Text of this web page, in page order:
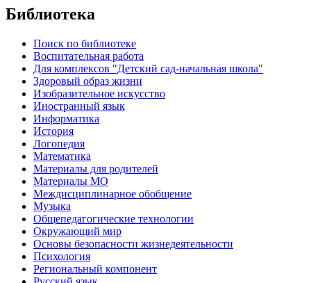
Библиотека
Поиск по библиотеке
Воспитательная работа
Для комплексов "Детский сад-начальная школа"
Здоровый образ жизни
Изобразительное искусство
Иностранный язык
Информатика
История
Логопедия
Математика
Материалы для родителей
Материалы МО
Междисциплинарное обобщение
Музыка
Общепедагогические технологии
Окружающий мир
Основы безопасности жизнедеятельности
Психология
Региональный компонент